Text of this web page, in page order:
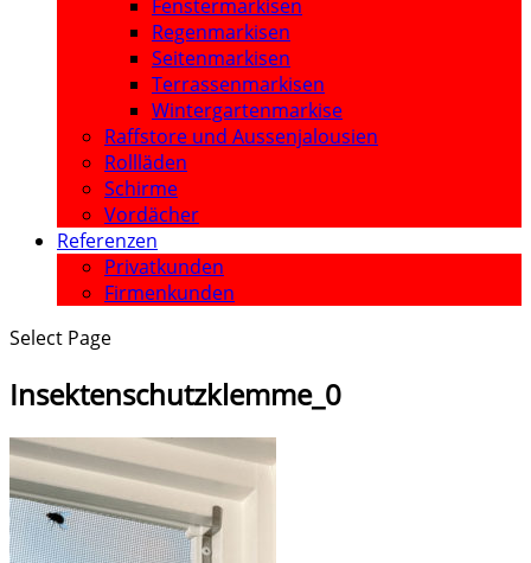
Fenstermarkisen
Regenmarkisen
Seitenmarkisen
Terrassenmarkisen
Wintergartenmarkise
Raffstore und Aussenjalousien
Rollläden
Schirme
Vordächer
Referenzen
Privatkunden
Firmenkunden
Select Page
Insektenschutzklemme_0